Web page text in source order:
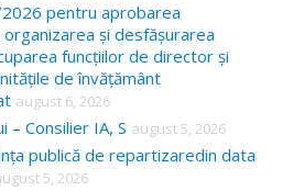
pentru aprobarea
și desfășurarea
funcțiilor de director și
de învățământ
august 6, 2026
– Consilier IA, S august 5, 2026
publică de repartizaredin data
5, 2026